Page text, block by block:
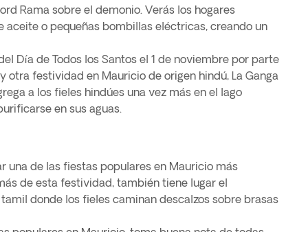
Rama sobre el demonio. Verás los hogares
aceite o pequeñas bombillas eléctricas, creando un
Día de Todos los Santos el 1 de noviembre por parte
otra festividad en Mauricio de origen hindú, La Ganga
a los fieles hindúes una vez más en el lago
en sus aguas.
una de las fiestas populares en Mauricio más
de esta festividad, también tiene lugar el
donde los fieles caminan descalzos sobre brasas